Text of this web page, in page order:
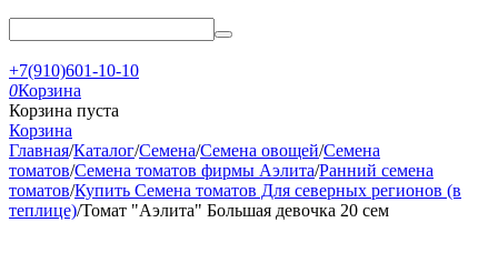
+7(910)601-10-10
0Корзина
Корзина пуста
Корзина
Главная/Каталог/Семена/Семена овощей/Семена
томатов/Семена томатов фирмы Аэлита/Ранний семена
томатов/Купить Семена томатов Для северных регионов (в
теплице)/Томат "Аэлита" Большая девочка 20 сем